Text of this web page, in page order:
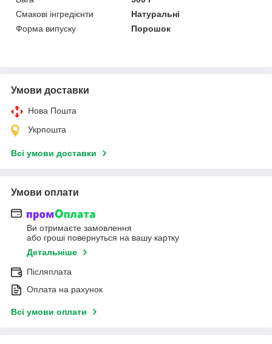
Смакові інгредієнти
Натуральні
Форма випуску
Порошок
Умови доставки
Нова Пошта
Укрпошта
Всі умови доставки
Умови оплати
Ви отримаєте замовлення
або гроші повернуться на вашу картку
Детальніше
Післяплата
Оплата на рахунок
Всі умови оплати